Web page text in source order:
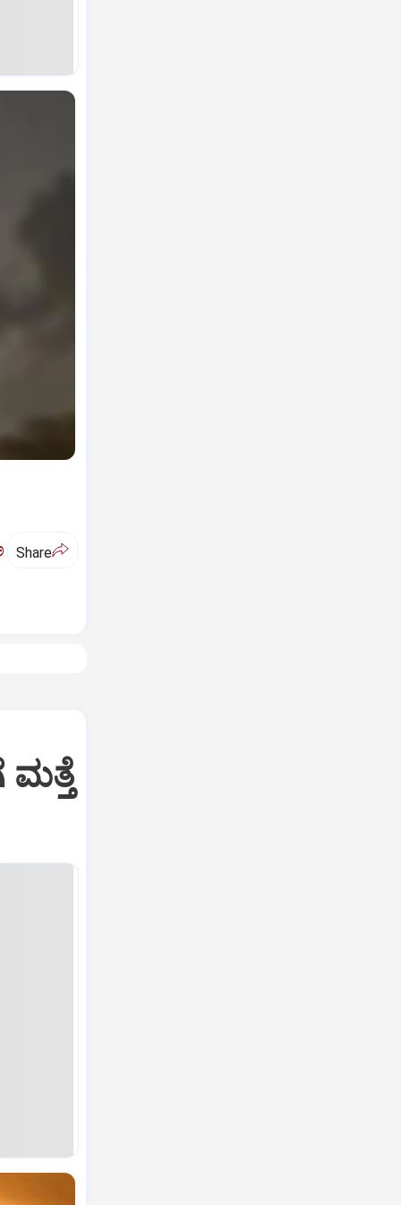
Share
ಮತ್ತೆ